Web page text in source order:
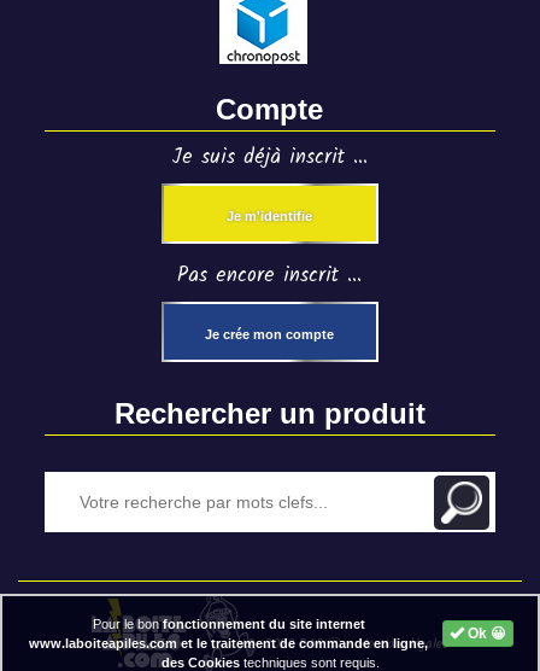
Compte
Je suis déjà inscrit ...
Je m'identifie
Pas encore inscrit ...
Je crée mon compte
Rechercher un produit
2020 BAP ⓒ - Mentions légales
Ok 😀
Pour le bonfonctionnement du site internet
www.laboiteapiles.com et le traitement de commande en ligne,
des Cookiestechniques sont requis.